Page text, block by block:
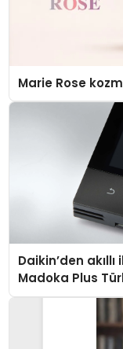
Marie Rose
Daikin’den
Madoka Plus